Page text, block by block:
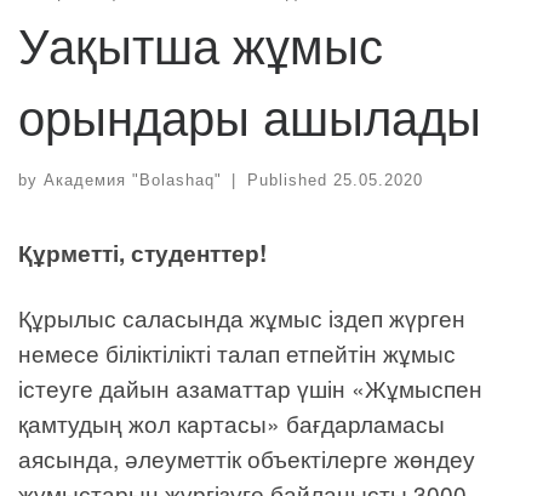
Уақытша жұмыс
орындары ашылады
by Академия "Bolashaq" | Published 25.05.2020
Құрметті, студенттер!
Құрылыс саласында жұмыс іздеп жүрген
немесе біліктілікті талап етпейтін жұмыс
істеуге дайын азаматтар үшін «Жұмыспен
қамтудың жол картасы» бағдарламасы
аясында, әлеуметтік объектілерге жөндеу